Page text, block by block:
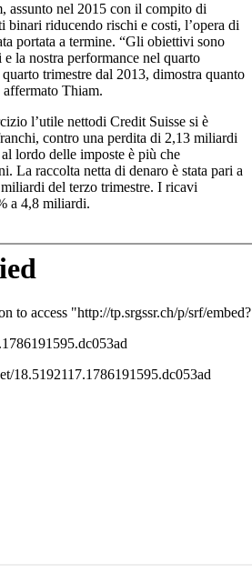
assunto nel 2015 con il compito di
binari riducendo rischi e costi, l’opera di
portata a termine. “Gli obiettivi sono
la nostra performance nel quarto
trimestre dal 2013, dimostra quanto
affermato Thiam.
l’utile nettodi Credit Suisse si è
contro una perdita di 2,13 miliardi
lordo delle imposte è più che
La raccolta netta di denaro è stata pari a
del terzo trimestre. I ricavi
a 4,8 miliardi.